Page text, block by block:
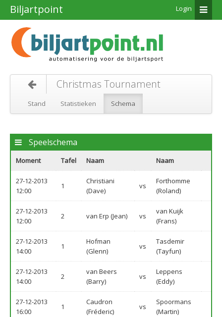
Biljartpoint Login
Christmas Tournament
Stand Statistieken Schema
Speelschema
Moment Tafel Naam Naam
27-12-2013
12:00
1
Christiani
(Dave)
vs
Forthomme
(Roland)
27-12-2013
12:00
2 van Erp (Jean) vs
van Kuijk
(Frans)
27-12-2013
14:00
1
Hofman
(Glenn)
vs
Tasdemir
(Tayfun)
27-12-2013
14:00
2
van Beers
(Barry)
vs
Leppens
(Eddy)
27-12-2013
16:00
1
Caudron
(Fréderic)
vs
Spoormans
(Martin)